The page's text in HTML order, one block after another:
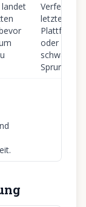
landet
Verfehlen
letzten
Plattform
oder zu
schwacher
Sprung.